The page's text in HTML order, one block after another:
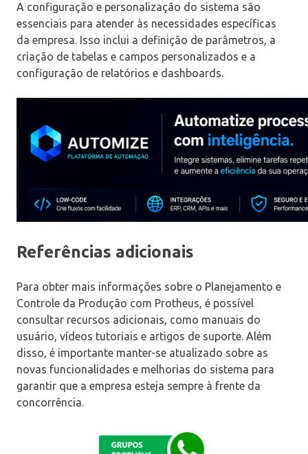
A configuração e personalização do sistema são
essenciais para atender às necessidades específicas
da empresa. Isso inclui a definição de parâmetros, a
criação de tabelas e campos personalizados e a
configuração de relatórios e dashboards.
Referências adicionais
Para obter mais informações sobre o Planejamento e
Controle da Produção com Protheus, é possível
consultar recursos adicionais, como manuais do
usuário, vídeos tutoriais e artigos de suporte. Além
disso, é importante manter-se atualizado sobre as
novas funcionalidades e melhorias do sistema para
garantir que a empresa esteja sempre à frente da
concorrência.